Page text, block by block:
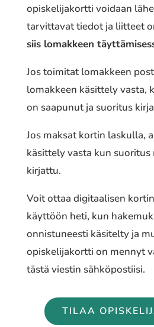
opiskelijakortti voidaan
tarvittavat tiedot ja liitteet
siis lomakkeen
Jos toimitat lomakkeen
lomakkeen käsittely vasta,
on saapunut ja suoritus
Jos maksat kortin laskulla,
käsittely vasta kun suoritus
kirjattu.
Voit ottaa digitaalisen
käyt­töön heti, kun
onnistuneesti käsitelty ja
opiskelijakortti on mennyt
tästä viestin sähköpostiisi.
TILAA